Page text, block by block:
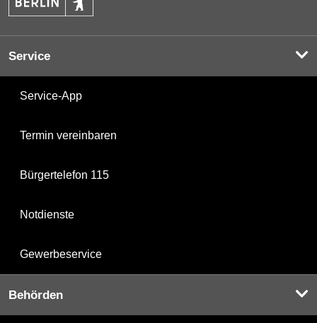
Service
Service-App
Termin vereinbaren
Bürgertelefon 115
Notdienste
Gewerbeservice
Behörden